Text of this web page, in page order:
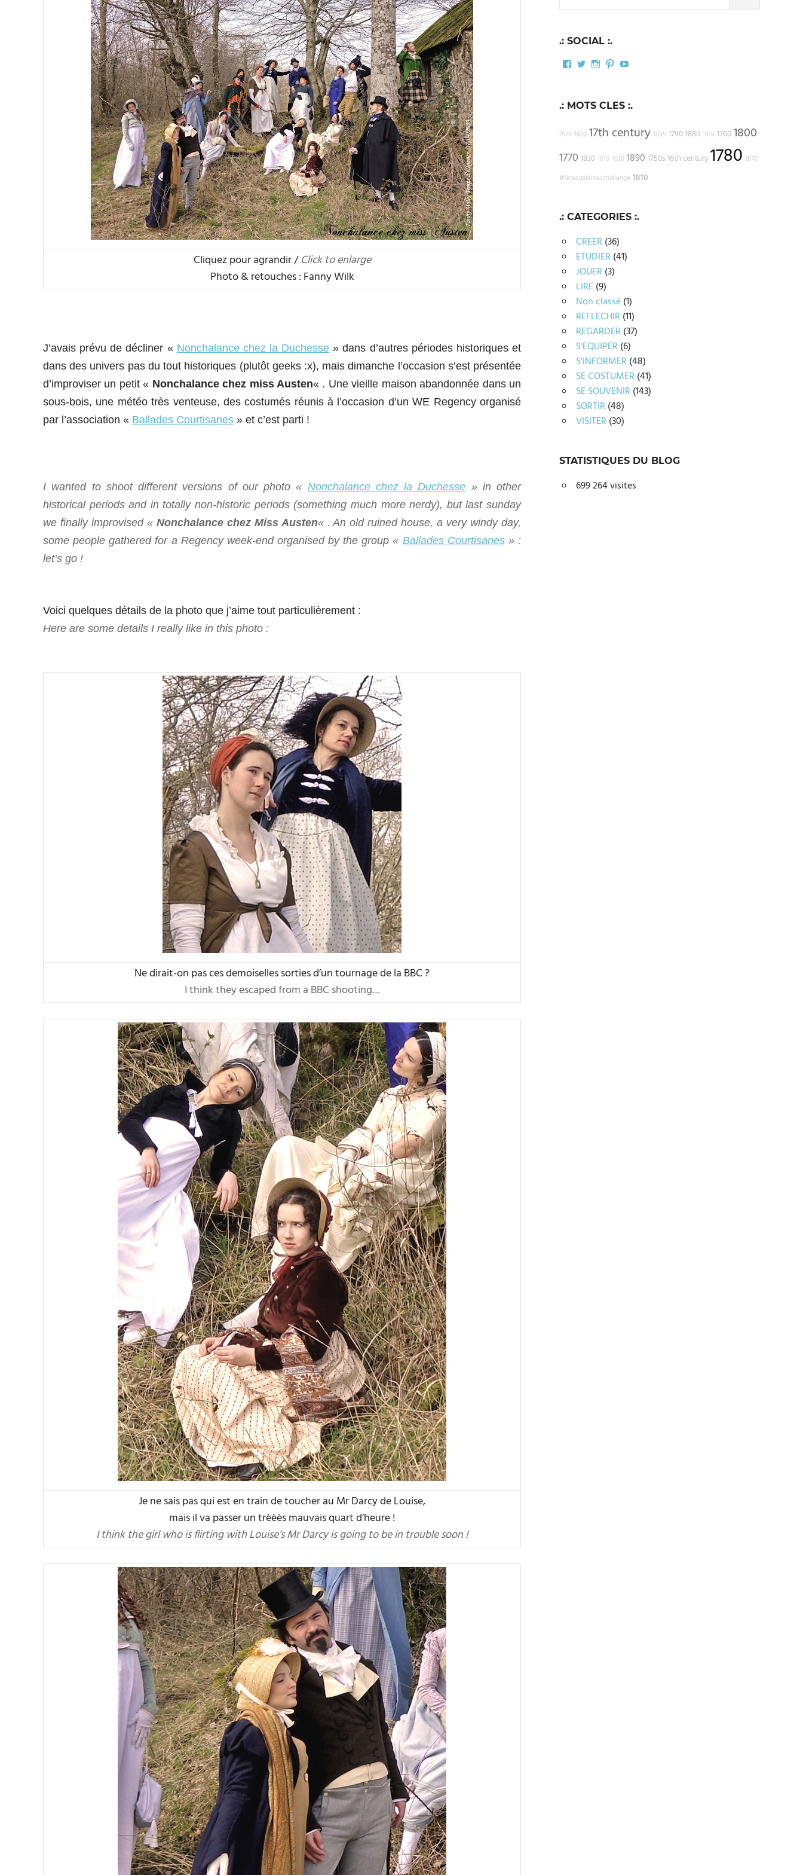
Cliquez pour agrandir /Click to enlarge
Photo & retouches : Fanny Wilk
J’avais prévu de décliner « Nonchalance chez la Duchesse » dans d’autres périodes historiques et
dans des univers pas du tout historiques (plutôt geeks :x), mais dimanche l’occasion s’est présentée
d’improviser un petit « Nonchalance chez miss Austen« . Une vieille maison abandonnée dans un
sous-bois, une météo très venteuse, des costumés réunis à l’occasion d’un WE Regency organisé
par l’association « Ballades Courtisanes » et c’est parti !
I wanted to shoot different versions of our photo « Nonchalance chez la Duchesse » in other
historical periods and in totally non-historic periods (something much more nerdy), but last sunday
we finally improvised « Nonchalance chez Miss Austen« . An old ruined house, a very windy day,
some people gathered for a Regency week-end organised by the group « Ballades Courtisanes» :
let’s go !
Voici quelques détails de la photo que j’aime tout particulièrement :
Here are some details I really like in this photo :
Ne dirait-on pas ces demoiselles sorties d’un tournage de la BBC ?
I think they escaped from a BBC shooting…
Je ne sais pas qui est en train de toucher au Mr Darcy de Louise,
mais il va passer un trèèès mauvais quart d’heure !
I think the girl who is flirting with Louise’s Mr Darcy is going to be in trouble soon !
.: SOCIAL :.
Facebook
TwitterInstagram
PinterestYouTube
.: MOTS CLES :.
1570 1820 17th century 1885 1790 1880 1818 1760 1800
1770 1830 1610 1630 1890 1750s 16th century 1780 1870
#fetesgalanteschallenge 1810
.: CATEGORIES :.
CREER (36)
ETUDIER (41)
JOUER (3)
LIRE(9)
Non classé(1)
REFLECHIR (11)
REGARDER (37)
S'EQUIPER (6)
S'INFORMER (48)
SE COSTUMER (41)
SE SOUVENIR (143)
SORTIR (48)
VISITER (30)
STATISTIQUES DU BLOG
699 264 visites